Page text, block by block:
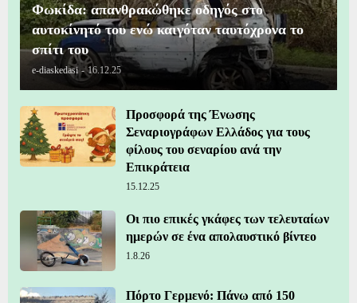
Φωκίδα: απανθρακώθηκε οδηγός στο
αυτοκίνητό του ενώ καιγόταν ταυτόχρονα το
σπίτι του
e-diaskedasi - 16.12.25
Προσφορά της Ένωσης
Σεναριογράφων Ελλάδος για τους
φίλους του σεναρίου ανά την
Επικράτεια
15.12.25
Οι πιο επικές γκάφες των τελευταίων
ημερών σε ένα απολαυστικό βίντεο
1.8.26
Πόρτο Γερμενό: Πάνω από 150